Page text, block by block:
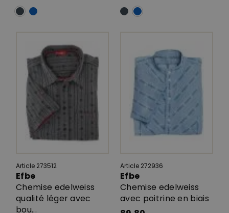
Article 273512
Efbe
Chemise edelweiss
qualité léger avec
bou...
Article 272936
Efbe
Chemise edelweiss
avec poitrine en biais